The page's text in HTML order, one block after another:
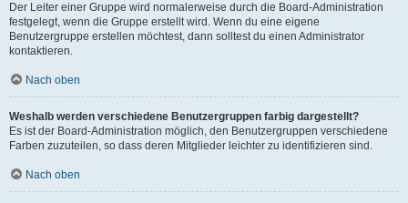
Der Leiter einer Gruppe wird normalerweise durch die Board-Administration
festgelegt, wenn die Gruppe erstellt wird. Wenn du eine eigene
Benutzergruppe erstellen möchtest, dann solltest du einen Administrator
kontaktieren.
Nach oben
Weshalb werden verschiedene Benutzergruppen farbig dargestellt?
Es ist der Board-Administration möglich, den Benutzergruppen verschiedene
Farben zuzuteilen, so dass deren Mitglieder leichter zu identifizieren sind.
Nach oben